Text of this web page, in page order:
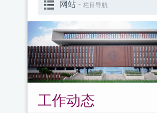
网站 - 栏目导航
工作动态